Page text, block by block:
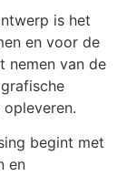
is het
en voor de
nemen van de
begint met
en